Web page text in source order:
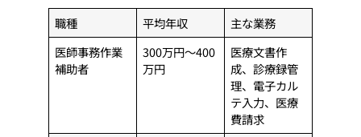
職種 平均年収
主な業務
医師事務作業
補助者
300万円～400
万円
医療文書作
成、診療録管
理、電子カル
テ入力、医療
費請求